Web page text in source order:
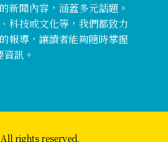
新聞內容，涵蓋多元話題。
科技或文化等，我們都致力
報導，讓讀者能夠隨時掌握
資訊。
rights reserved.